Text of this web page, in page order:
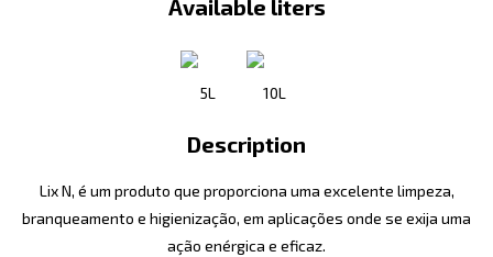
Available liters
5L 10L
Description
Lix N, é um produto que proporciona uma excelente limpeza,
branqueamento e higienização, em aplicações onde se exija uma
ação enérgica e eficaz.